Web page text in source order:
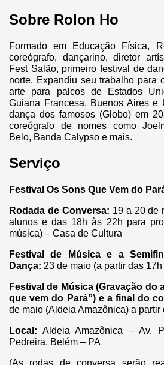
Sobre Rolon Ho
Formado em Educação Física,
coreógrafo, dançarino, diretor
Fest Salão, primeiro festival de
norte. Expandiu seu trabalho para
arte para palcos de Estados
Guiana Francesa, Buenos Aires e
dança dos famosos (Globo) em
coreógrafo de nomes como
Belo, Banda Calypso e mais.
Serviço
Festival Os Sons Que Vem do
Rodada de Conversa: 19 a 20 de
alunos e das 18h às 22h para
música) – Casa de Cultura
Festival de Música e a
Dança: 23 de maio (a partir das
Festival de Música (Gravação do
que vem do Pará”) e a final do
de maio (Aldeia Amazônica) a partir
Local: Aldeia Amazônica – Av.
Pedreira, Belém – PA
(As rodas de conversa serão